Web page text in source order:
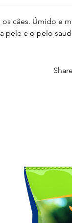
cães. Úmido e
pele e o pelo